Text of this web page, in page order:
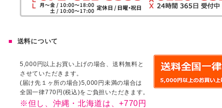
送料について
5,000円以上お買い上げの場合、送料無料と
させていただきます。
(届け先１ヶ所の場合)5,000円未満の場合は
全国一律770円(税込)をご負担いただきます。
※但し、沖縄・北海道は、+770円